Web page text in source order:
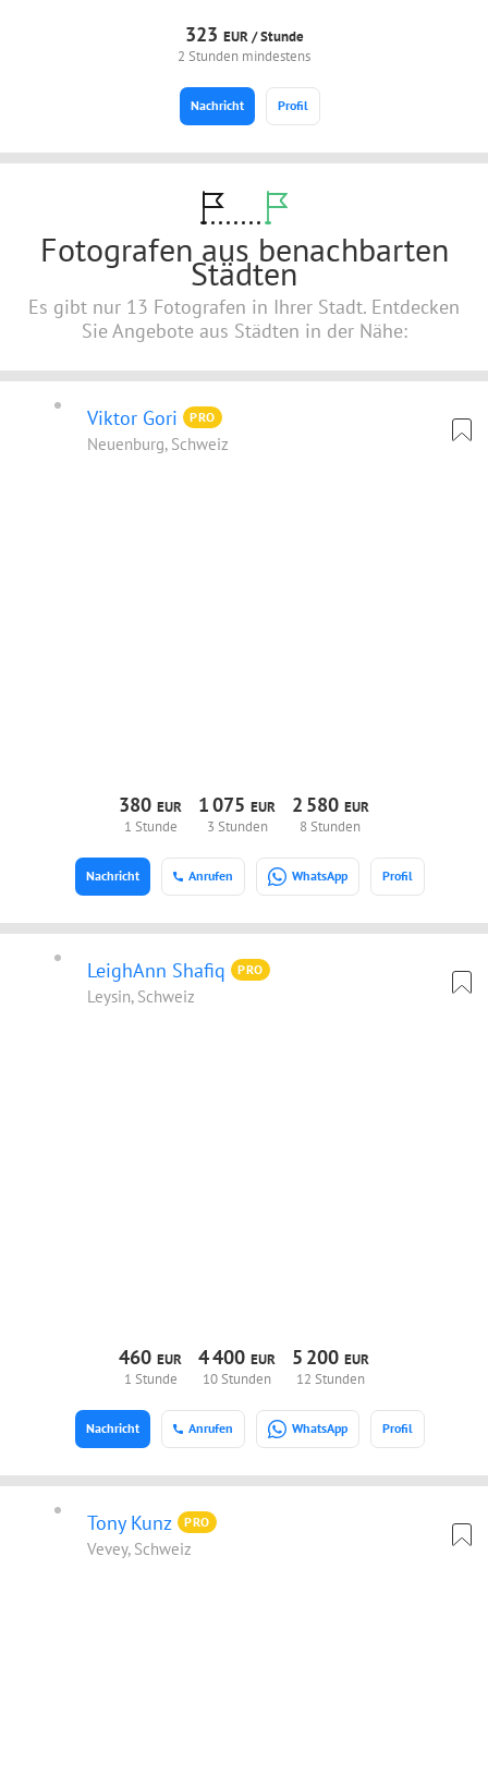
323 EUR /Stunde
2 Stunden mindestens
Profil
Nachricht
Fotografen aus benachbarten
Städten
Es gibt nur 13 Fotografen in Ihrer Stadt. Entdecken
Sie Angebote aus Städten in der Nähe:
Viktor Gori PRO
Neuenburg, Schweiz
380EUR
1 Stunde
1075 EUR
3 Stunden
2 580 EUR
8 Stunden
Anrufen WhatsApp Profil
Nachricht
LeighAnn Shafiq PRO
Leysin, Schweiz
460EUR
1 Stunde
4400 EUR
10 Stunden
5 200 EUR
12 Stunden
Anrufen WhatsApp Profil
Nachricht
Tony Kunz PRO
Vevey, Schweiz